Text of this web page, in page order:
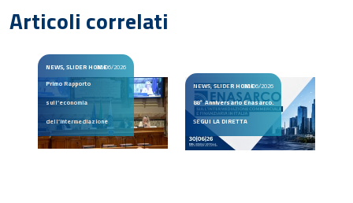
Articoli correlati
NEWS, SLIDER HOME30/06/2026
Primo Rapporto
sull’economia
dell’intermediazione
NEWS, SLIDER HOME30/06/2026
88° Anniversario Enasarco.
SEGUI LA DIRETTA